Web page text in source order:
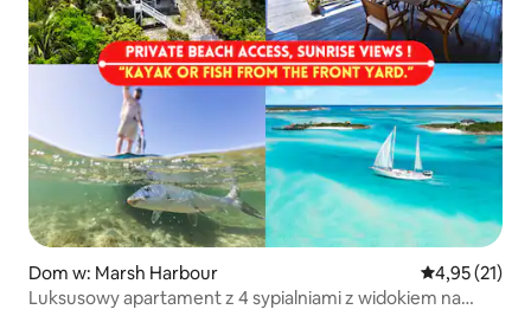
Dom w: Marsh Harbour Średnia
4,95 (21)
Luksusowy apartament z 4 sypialniami z widokiem na